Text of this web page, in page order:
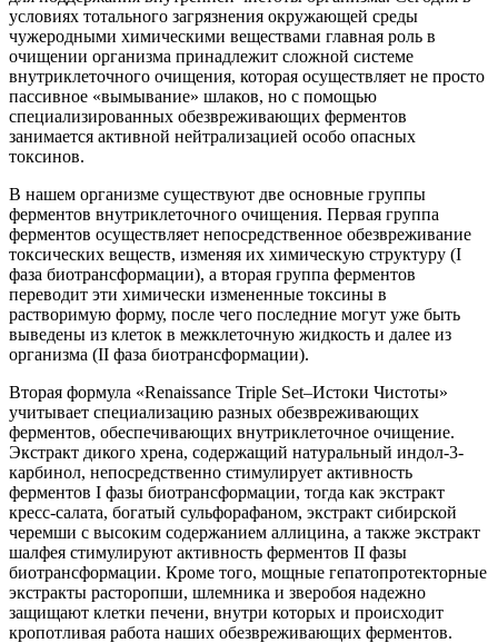
условиях тотального загрязнения окружающей среды
чужеродными химическими веществами главная роль в
очищении организма принадлежит сложной системе
внутриклеточного очищения, которая осуществляет не просто
пассивное «вымывание» шлаков, но с помощью
специализированных обезвреживающих ферментов
занимается активной нейтрализацией особо опасных
токсинов.
В нашем организме существуют две основные группы
ферментов внутриклеточного очищения. Первая группа
ферментов осуществляет непосредственное обезвреживание
токсических веществ, изменяя их химическую структуру (I
фаза биотрансформации), а вторая группа ферментов
переводит эти химически измененные токсины в
растворимую форму, после чего последние могут уже быть
выведены из клеток в межклеточную жидкость и далее из
организма (II фаза биотрансформации).
Вторая формула «Renaissance Triple Set–Истоки Чистоты»
учитывает специализацию разных обезвреживающих
ферментов, обеспечивающих внутриклеточное очищение.
Экстракт дикого хрена, содержащий натуральный индол-3-
карбинол, непосредственно стимулирует активность
ферментов I фазы биотрансформации, тогда как экстракт
кресс-салата, богатый сульфорафаном, экстракт сибирской
черемши с высоким содержанием аллицина, а также экстракт
шалфея стимулируют активность ферментов II фазы
биотрансформации. Кроме того, мощные гепатопротекторные
экстракты расторопши, шлемника и зверобоя надежно
защищают клетки печени, внутри которых и происходит
кропотливая работа наших обезвреживающих ферментов.